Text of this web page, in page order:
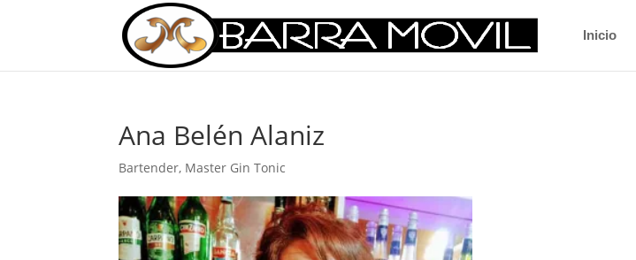
Inicio
Ana Belén Alaniz
Bartender, Master Gin Tonic